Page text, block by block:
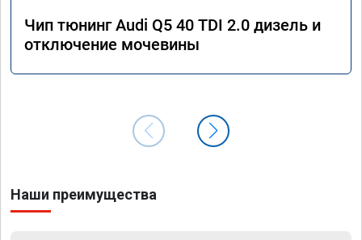
Чип тюнинг Audi Q5 40 TDI 2.0 дизель и
отключение мочевины
Наши преимущества